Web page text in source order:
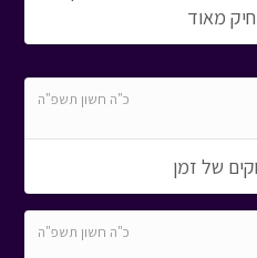
מאוד
כ"ה חשון תשפ"ה
של זמן
כ"ה חשון תשפ"ה